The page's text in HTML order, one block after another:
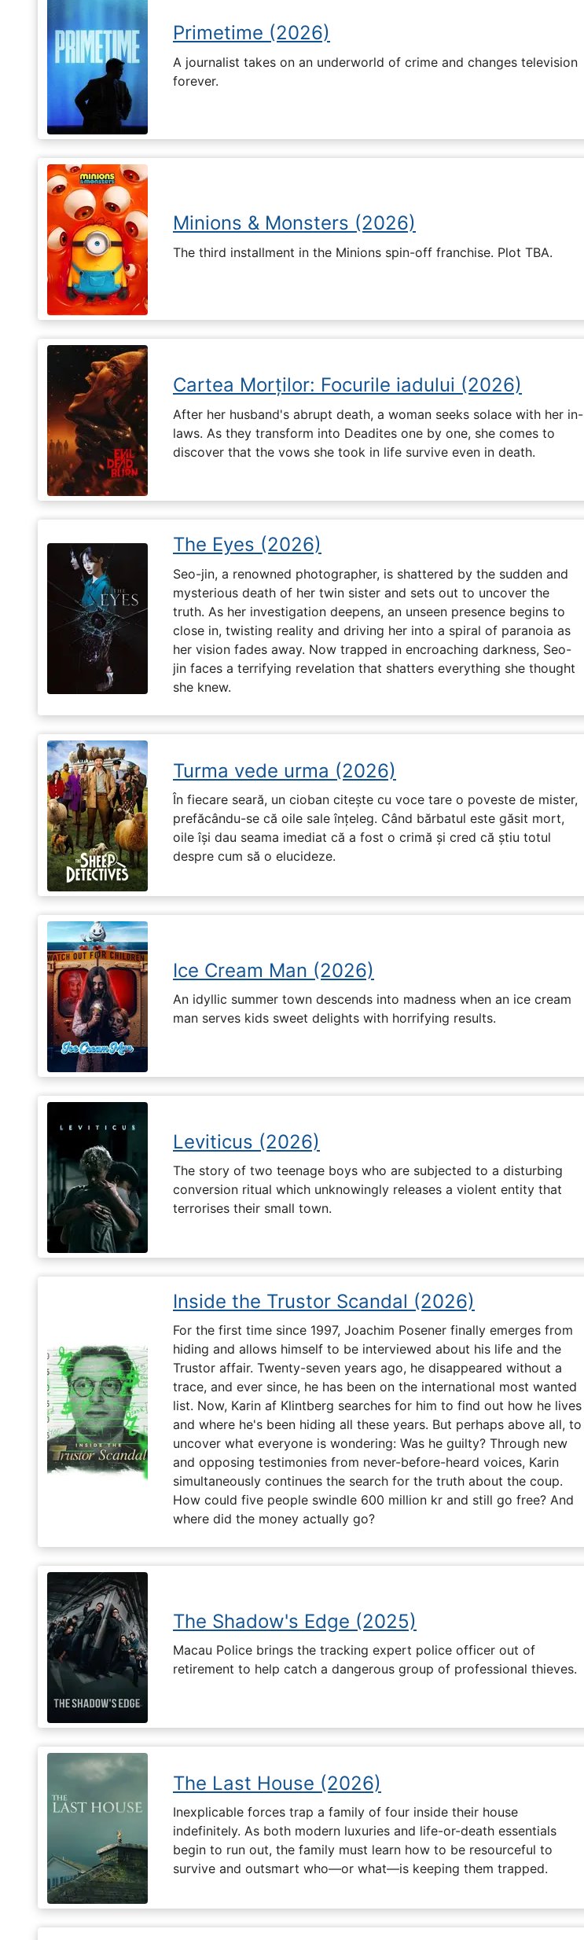
Primetime (2026)
A journalist takes on an underworld of crime and changes television
forever.
Minions & Monsters (2026)
The third installment in the Minions spin-off franchise. Plot TBA.
Cartea Morților: Focurile iadului (2026)
After her husband's abrupt death, a woman seeks solace with her in-
laws. As they transform into Deadites one by one, she comes to
discover that the vows she took in life survive even in death.
The Eyes (2026)
Seo-jin, a renowned photographer, is shattered by the sudden and
mysterious death of her twin sister and sets out to uncover the
truth. As her investigation deepens, an unseen presence begins to
close in, twisting reality and driving her into a spiral of paranoia as
her vision fades away. Now trapped in encroaching darkness, Seo-
jin faces a terrifying revelation that shatters everything she thought
she knew.
Turma vede urma (2026)
În fiecare seară, un cioban citește cu voce tare o poveste de mister,
prefăcându-se că oile sale înțeleg. Când bărbatul este găsit mort,
oile își dau seama imediat că a fost o crimă și cred că știu totul
despre cum să o elucideze.
Ice Cream Man (2026)
An idyllic summer town descends into madness when an ice cream
man serves kids sweet delights with horrifying results.
Leviticus (2026)
The story of two teenage boys who are subjected to a disturbing
conversion ritual which unknowingly releases a violent entity that
terrorises their small town.
Inside the Trustor Scandal (2026)
For the first time since 1997, Joachim Posener finally emerges from
hiding and allows himself to be interviewed about his life and the
Trustor affair. Twenty-seven years ago, he disappeared without a
trace, and ever since, he has been on the international most wanted
list. Now, Karin af Klintberg searches for him to find out how he lives
and where he's been hiding all these years. But perhaps above all, to
uncover what everyone is wondering: Was he guilty? Through new
and opposing testimonies from never-before-heard voices, Karin
simultaneously continues the search for the truth about the coup.
How could five people swindle 600 million kr and still go free? And
where did the money actually go?
The Shadow's Edge (2025)
Macau Police brings the tracking expert police officer out of
retirement to help catch a dangerous group of professional thieves.
The Last House (2026)
Inexplicable forces trap a family of four inside their house
indefinitely. As both modern luxuries and life-or-death essentials
begin to run out, the family must learn how to be resourceful to
survive and outsmart who—or what—is keeping them trapped.